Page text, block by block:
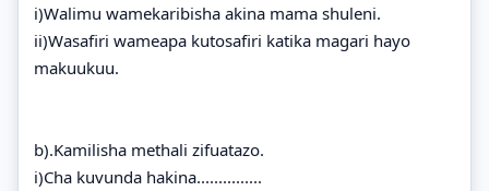
i)Walimu wamekaribisha akina mama shuleni.
ii)Wasafiri wameapa kutosafiri katika magari hayo
makuukuu.
b).Kamilisha methali zifuatazo.
i)Cha kuvunda hakina...............